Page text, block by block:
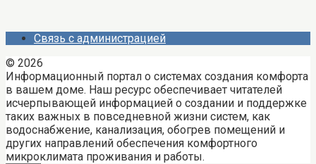
Связь с администрацией
© 2026
Информационный портал о системах создания комфорта
в вашем доме. Наш ресурс обеспечивает читателей
исчерпывающей информацией о создании и поддержке
таких важных в повседневной жизни систем, как
водоснабжение, канализация, обогрев помещений и
других направлений обеспечения комфортного
микроклимата проживания и работы.